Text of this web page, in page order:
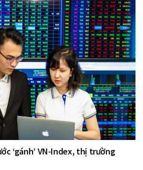
‘gánh’ VN-Index, thị trường